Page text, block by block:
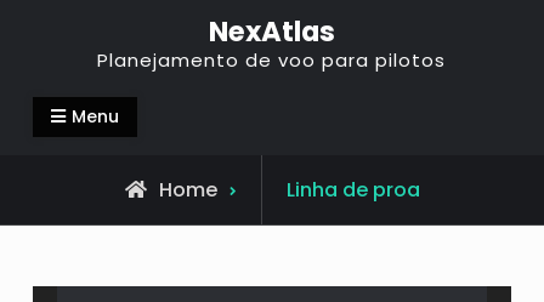
NexAtlas
Planejamento de voo para pilotos
Menu
Home Linha de proa